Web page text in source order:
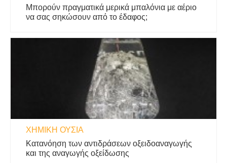
Μπορούν πραγματικά μερικά μπαλόνια με αέριο
να σας σηκώσουν από το έδαφος;
ΧΗΜΙΚΉ ΟΥΣΊΑ
Κατανόηση των αντιδράσεων οξειδοαναγωγής
και της αναγωγής οξείδωσης